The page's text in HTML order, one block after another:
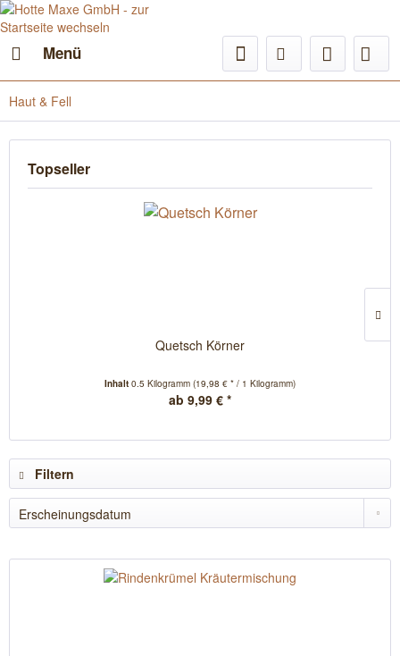
Menü
Haut & Fell
Topseller
Quetsch Körner
Inhalt 0.5 Kilogramm (19,98 € * / 1 Kilogramm)
ab 9,99 € *
Filtern